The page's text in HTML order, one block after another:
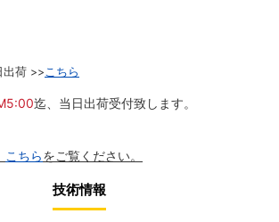
出荷 >> こちら
迄、当日出荷受付致します。
こちらをご覧ください。
技術情報